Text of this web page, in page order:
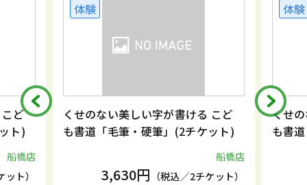
ど
ト)
船橋店
ト）
体験
くせのない美しい字が書ける こど
も書道「毛筆・硬筆」(2チケット)
船橋店
3,630円 （税込／2チケット）
体験
くせ
も書